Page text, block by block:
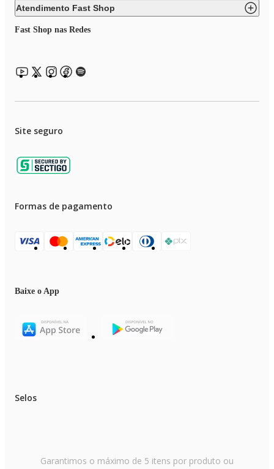
Atendimento Fast Shop
Fast Shop nas Redes
Site seguro
Formas de pagamento
Baixe o App
Selos
Garantimos o máximo de 5 itens por produto ou